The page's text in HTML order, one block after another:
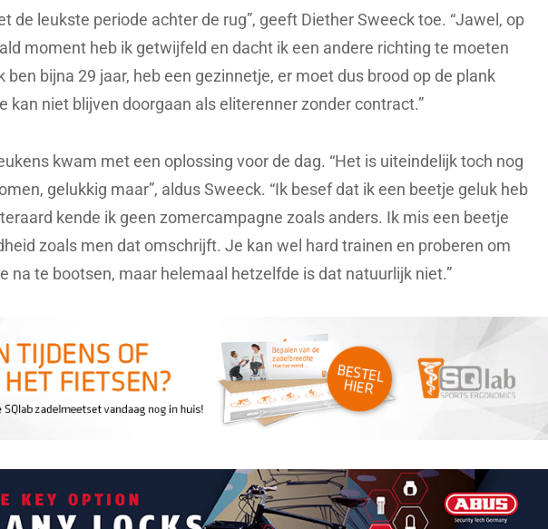
de leukste periode achter de rug”, geeft Diether Sweeck toe. “Jawel, op
moment heb ik getwijfeld en dacht ik een andere richting te moeten
ben bijna 29 jaar, heb een gezinnetje, er moet dus brood op de plank
kan niet blijven doorgaan als eliterenner zonder contract.”
kwam met een oplossing voor de dag. “Het is uiteindelijk toch nog
gelukkig maar”, aldus Sweeck. “Ik besef dat ik een beetje geluk heb
kende ik geen zomercampagne zoals anders. Ik mis een beetje
zoals men dat omschrijft. Je kan wel hard trainen en proberen om
na te bootsen, maar helemaal hetzelfde is dat natuurlijk niet.”